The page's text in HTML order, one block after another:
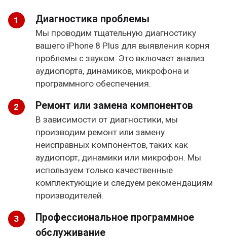
Диагностика проблемы
Мы проводим тщательную диагностику
вашего iPhone 8 Plus для выявления корня
проблемы с звуком. Это включает анализ
аудиопорта, динамиков, микрофона и
программного обеспечения.
Ремонт или замена компонентов
В зависимости от диагностики, мы
производим ремонт или замену
неисправных компонентов, таких как
аудиопорт, динамики или микрофон. Мы
используем только качественные
комплектующие и следуем рекомендациям
производителей.
Профессиональное программное
обслуживание